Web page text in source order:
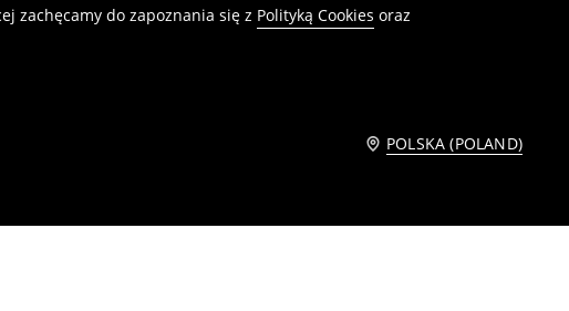
zachęcamy do zapoznania się z Polityką Cookies oraz
POLSKA (POLAND)